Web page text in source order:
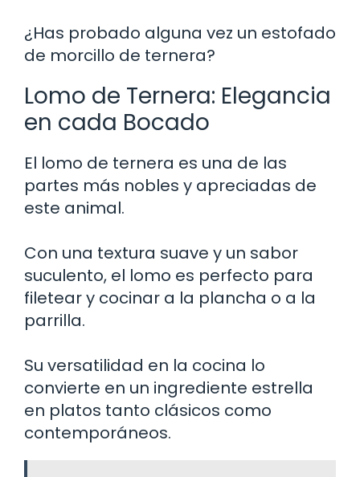
¿Has probado alguna vez un estofado
de morcillo de ternera?
Lomo de Ternera: Elegancia
en cada Bocado
El lomo de ternera es una de las
partes más nobles y apreciadas de
este animal.
Con una textura suave y un sabor
suculento, el lomo es perfecto para
filetear y cocinar a la plancha o a la
parrilla.
Su versatilidad en la cocina lo
convierte en un ingrediente estrella
en platos tanto clásicos como
contemporáneos.